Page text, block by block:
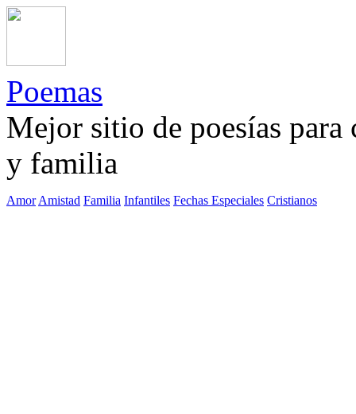
Poemas
Mejor sitio de poesías
y familia
Amor Amistad Familia Infantiles Fechas Especiales Cristianos